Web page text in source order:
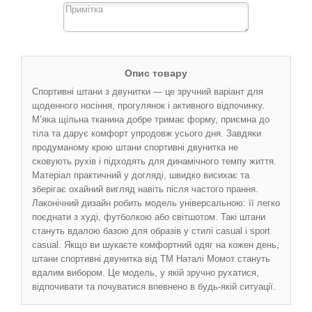
Опис товару
Спортивні штани з двунитки — це зручний варіант для
щоденного носіння, прогулянок і активного відпочинку.
М’яка щільна тканина добре тримає форму, приємна до
тіла та дарує комфорт упродовж усього дня. Завдяки
продуманому крою штани спортивні двунитка не
сковують рухів і підходять для динамічного темпу життя.
Матеріал практичний у догляді, швидко висихає та
зберігає охайний вигляд навіть після частого прання.
Лаконічний дизайн робить модель універсальною: її легко
поєднати з худі, футболкою або світшотом. Такі штани
стануть вдалою базою для образів у стилі casual і sport
casual. Якщо ви шукаєте комфортний одяг на кожен день,
штани спортивні двунитка від ТМ Наталі Момот стануть
вдалим вибором. Це модель, у якій зручно рухатися,
відпочивати та почуватися впевнено в будь-якій ситуації.